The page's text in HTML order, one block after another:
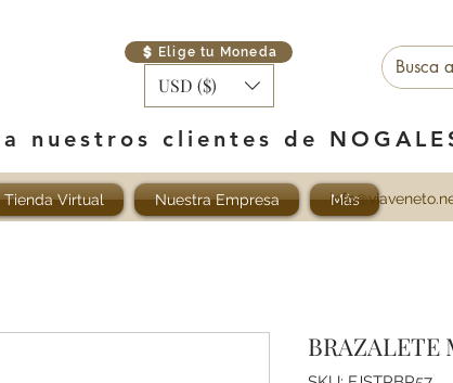
Elige tu Moneda
USD ($)
nuestros clientes de
Tienda Virtual Nuestra Empresa Más
BRAZALETE